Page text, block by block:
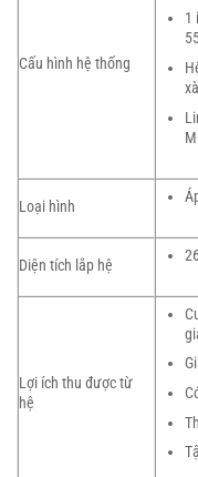
Cấu hình hệ thống
1
Loại hình
Diện tích lắp hệ
Lợi ích thu được từ
hệ